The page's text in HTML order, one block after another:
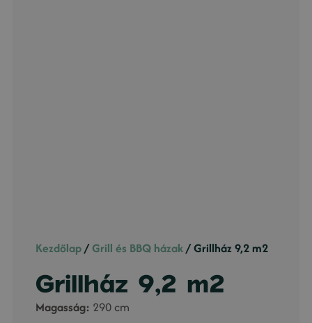
Kezdőlap/Grill és BBQ házak/ Grillház 9,2 m2
Grillház 9,2 m2
Magasság: 290 cm